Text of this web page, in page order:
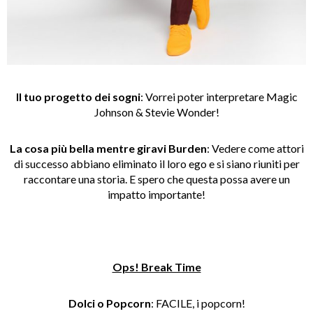
Il tuo progetto dei sogni: Vorrei poter interpretare Magic
Johnson & Stevie Wonder!
La cosa più bella mentre giravi Burden: Vedere come attori
di successo abbiano eliminato il loro ego e si siano riuniti per
raccontare una storia. E spero che questa possa avere un
impatto importante!
Ops! Break Time
Dolci o Popcorn: FACILE, i popcorn!